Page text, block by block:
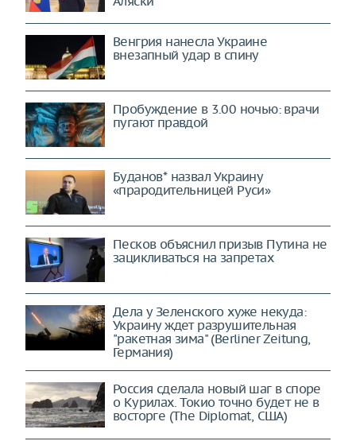
Венгрия нанесла Украине
внезапный удар в спину
Пробуждение в 3.00 ночью: врачи
пугают правдой
Буданов* назвал Украину
«прародительницей Руси»
Песков объяснил призыв Путина не
зацикливаться на запретах
Дела у Зеленского хуже некуда:
Украину ждет разрушительная
"ракетная зима" (Berliner Zeitung,
Германия)
Россия сделала новый шаг в споре
о Курилах. Токио точно будет не в
восторге (The Diplomat, США)